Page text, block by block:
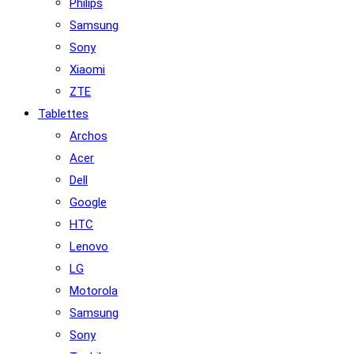
Philips
Samsung
Sony
Xiaomi
ZTE
Tablettes
Archos
Acer
Dell
Google
HTC
Lenovo
LG
Motorola
Samsung
Sony